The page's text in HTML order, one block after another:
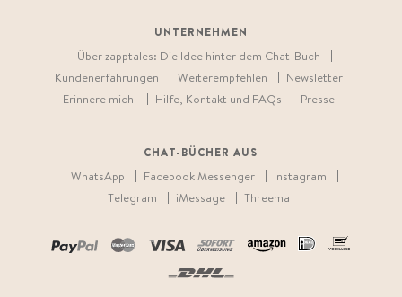
UNTERNEHMEN
Über zapptales: Die Idee hinter dem Chat-Buch
Kundenerfahrungen
Weiterempfehlen
Newsletter
Erinnere mich!
Hilfe, Kontakt und FAQs Presse
CHAT-BÜCHER AUS
WhatsApp Facebook Messenger
Instagram
Telegram
iMessage Threema